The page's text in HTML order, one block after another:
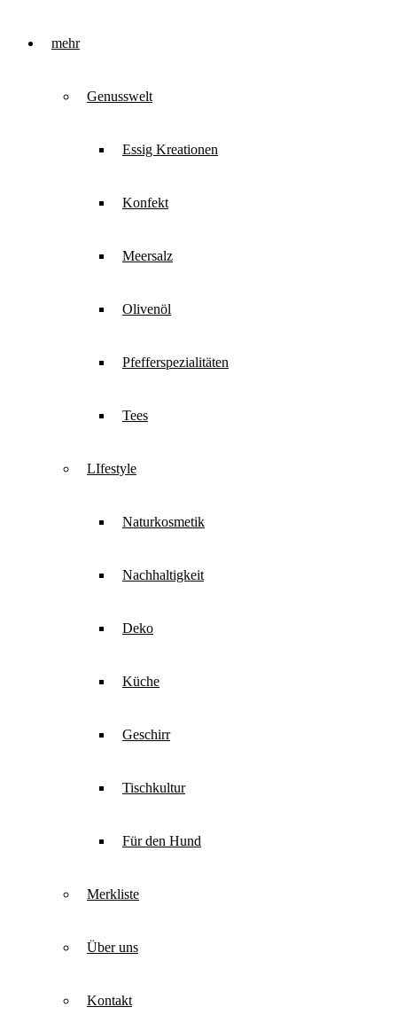
mehr
Genusswelt
Essig Kreationen
Konfekt
Meersalz
Olivenöl
Pfefferspezialitäten
Tees
LIfestyle
Naturkosmetik
Nachhaltigkeit
Deko
Küche
Geschirr
Tischkultur
Für den Hund
Merkliste
Über uns
Kontakt